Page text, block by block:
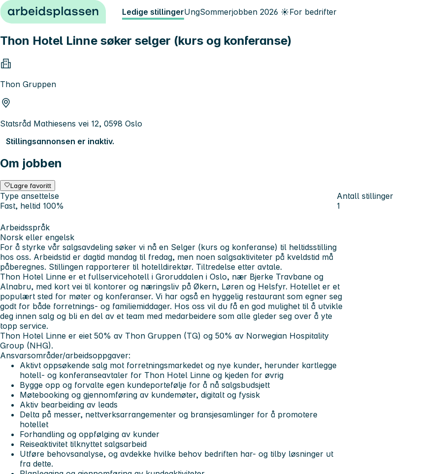
Hopp til innhold Ledige stillingerUngSommerjobben 2026 ☀️For bedrifter
Thon Hotel Linne søker selger (kurs og konferanse)
Thon Gruppen
Statsråd Mathiesens vei 12, 0598 Oslo
Stillingsannonsen er inaktiv.
Om jobben
Lagre favoritt
Type ansettelse
Fast, heltid 100%
Antall stillinger
1
Arbeidsspråk
Norsk eller engelsk
For å styrke vår salgsavdeling søker vi nå en Selger (kurs og konferanse) til heltidsstilling
hos oss. Arbeidstid er dagtid mandag til fredag, men noen salgsaktiviteter på kveldstid må
påberegnes. Stillingen rapporterer til hotelldirektør. Tiltredelse etter avtale.
Thon Hotel Linne er et fullservicehotell i Groruddalen i Oslo, nær Bjerke Travbane og
Alnabru, med kort vei til kontorer og næringsliv på Økern, Løren og Helsfyr. Hotellet er et
populært sted for møter og konferanser. Vi har også en hyggelig restaurant som egner seg
godt for både forretnings- og familiemiddager. Hos oss vil du få en god mulighet til å utvikle
deg innen salg og bli en del av et team med medarbeidere som alle gleder seg over å yte
topp service.
Thon Hotel Linne er eiet 50% av Thon Gruppen (TG) og 50% av Norwegian Hospitality
Group (NHG).
Ansvarsområder/arbeidsoppgaver:
Aktivt oppsøkende salg mot forretningsmarkedet og nye kunder, herunder kartlegge
hotell- og konferanseavtaler for Thon Hotel Linne og kjeden for øvrig
Bygge opp og forvalte egen kundeportefølje for å nå salgsbudsjett
Møtebooking og gjennomføring av kundemøter, digitalt og fysisk
Aktiv bearbeiding av leads
Delta på messer, nettverksarrangementer og bransjesamlinger for å promotere
hotellet
Forhandling og oppfølging av kunder
Reiseaktivitet tilknyttet salgsarbeid
Utføre behovsanalyse, og avdekke hvilke behov bedriften har- og tilby løsninger ut
fra dette.